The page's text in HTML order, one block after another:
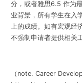
分，或者雅思6.5 作为
业背景，所有学生在入
上的成绩。如有宏观经
不强制申请者提供相关
（note. Career